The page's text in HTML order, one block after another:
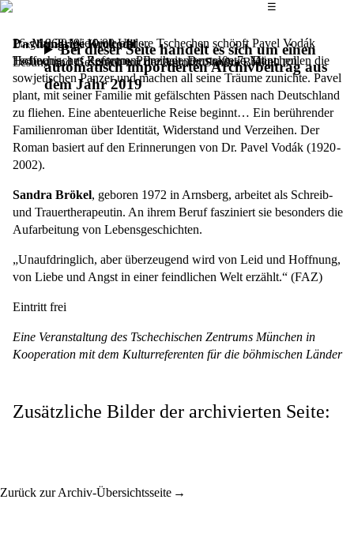
Das
☰
Bei dieser Seite handelt es sich um einen
automatisch importierten Archivbeitrag aus
dem Jahr 2019
Das hungrige Krokodil
Lesung und Gespräch mit der Autorin Sandra Brökel
Prag 1968: Wie viele andere Tschechen schöpft Pavel Vodák
Hoffnung, auf Reformen, Freiheit, Demokratie. Dann rollen die
sowjetischen Panzer und machen all seine Träume zunichte. Pavel
plant, mit seiner Familie mit gefälschten Pässen nach Deutschland
zu fliehen. Eine abenteuerliche Reise beginnt… Ein berührender
Familienroman über Identität, Widerstand und Verzeihen. Der
Roman basiert auf den Erinnerungen von Dr. Pavel Vodák (1920 -
2002).
Sandra Brökel, geboren 1972 in Arnsberg, arbeitet als Schreib-
und Trauertherapeutin. An ihrem Beruf fasziniert sie besonders die
Aufarbeitung von Lebensgeschichten.
„Unaufdringlich, aber überzeugend wird von Leid und Hoffnung,
von Liebe und Angst in einer feindlichen Welt erzählt.“ (FAZ)
Eintritt frei
Eine Veranstaltung des Tschechischen Zentrums München in
Kooperation mit dem Kulturreferenten für die böhmischen Länder
Zusätzliche Bilder der archivierten Seite:
16. Mai 2019,19.00 Uhr
Tschechisches Zentrum, Prinzregentenstraße 7, München
Zurück zur Archiv-Übersichtsseite